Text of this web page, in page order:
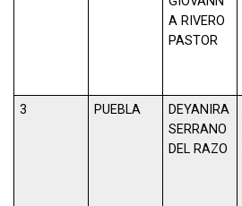
A RIVERO
PASTOR
3 PUEBLA
DEYANIRA
SERRANO
DEL RAZO